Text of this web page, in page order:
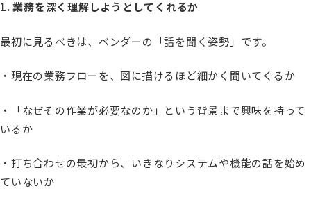
1. 業務を深く理解しようとしてくれるか
最初に見るべきは、ベンダーの「話を聞く姿勢」です。
・現在の業務フローを、図に描けるほど細かく聞いてくるか
・「なぜその作業が必要なのか」という背景まで興味を持って
いるか
・打ち合わせの最初から、いきなりシステムや機能の話を始め
ていないか